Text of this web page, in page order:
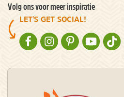
Volg ons voor meer inspiratie
LET'S GET SOCIAL!
NATURESCANNER OP FACEBOOK
NATURESCANNER OP
NATURESCANNER